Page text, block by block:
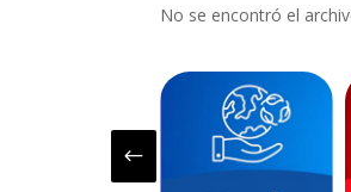
No se encontró el
#